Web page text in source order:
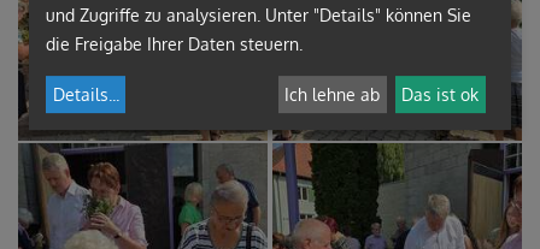
und Zugriffe zu analysieren. Unter "Details" können Sie
die Freigabe Ihrer Daten steuern.
Details Ich lehne ab Das ist ok